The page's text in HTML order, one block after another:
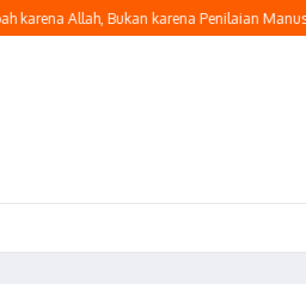
karena Allah, Bukan karena Penilaian Manusia